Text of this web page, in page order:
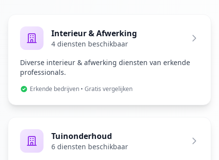
Interieur & Afwerking
4 diensten beschikbaar
Diverse interieur & afwerking diensten van erkende
professionals.
Erkende bedrijven • Gratis vergelijken
Tuinonderhoud
6 diensten beschikbaar